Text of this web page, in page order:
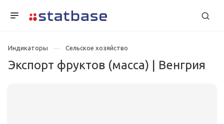
Индикаторы Сельское хозяйство
Экспорт фруктов (масса) | Венгрия